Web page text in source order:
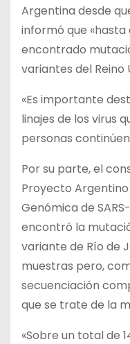
Argentina desde
informó que
encontrado
variantes del Reino
«Es importante
linajes de los virus
personas
Por su parte, el
Proyecto
Genómica de
encontró la
variante de Río de
muestras pero,
secuenciación
que se trate de la
«Sobre un total de